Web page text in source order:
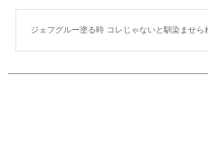
ジェフグルー塗る時 コレじゃないと馴染ませら